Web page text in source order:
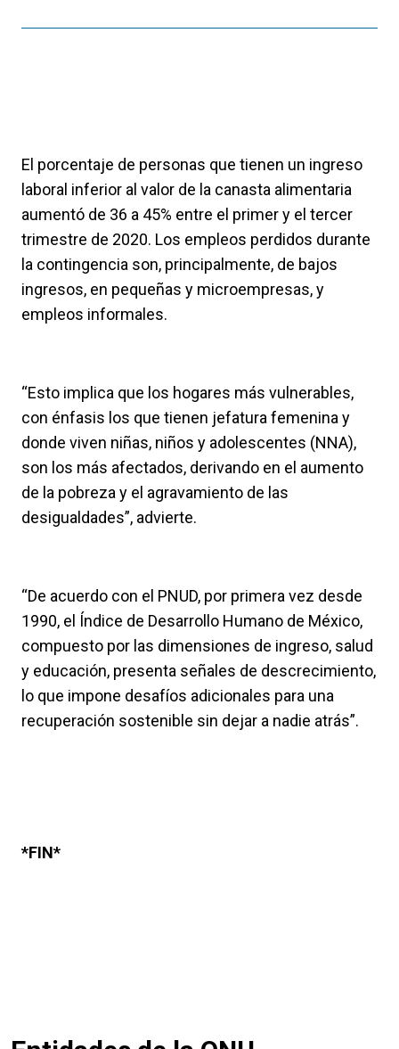
El porcentaje de personas que tienen un ingreso
laboral inferior al valor de la canasta alimentaria
aumentó de 36 a 45% entre el primer y el tercer
trimestre de 2020. Los empleos perdidos durante
la contingencia son, principalmente, de bajos
ingresos, en pequeñas y microempresas, y
empleos informales.
“Esto implica que los hogares más vulnerables,
con énfasis los que tienen jefatura femenina y
donde viven niñas, niños y adolescentes (NNA),
son los más afectados, derivando en el aumento
de la pobreza y el agravamiento de las
desigualdades”, advierte.
“De acuerdo con el PNUD, por primera vez desde
1990, el Índice de Desarrollo Humano de México,
compuesto por las dimensiones de ingreso, salud
y educación, presenta señales de descrecimiento,
lo que impone desafíos adicionales para una
recuperación sostenible sin dejar a nadie atrás”.
*FIN*